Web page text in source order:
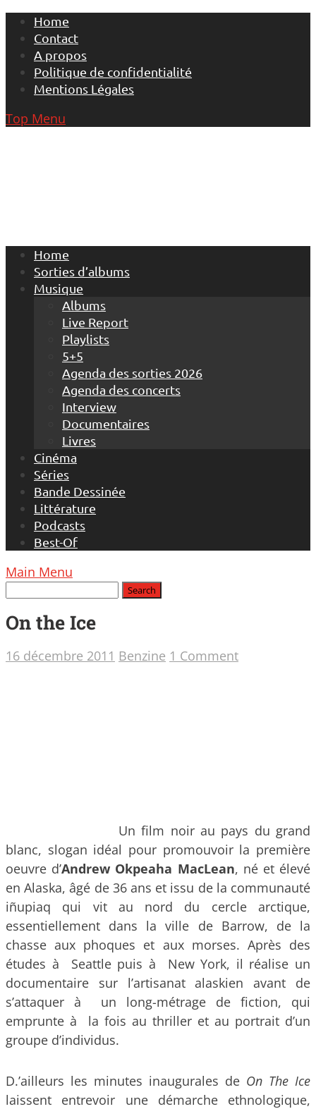
Skip
content
Home
Contact
A propos
Politique de confidentialité
Mentions Légales
Top Menu
Home
Sorties d’albums
Musique
Albums
Live Report
Playlists
5+5
Agenda des sorties 2026
Agenda des concerts
Interview
Documentaires
Livres
Cinéma
Séries
Bande Dessinée
Littérature
Podcasts
Best-Of
Main Menu
On the Ice
16 décembre 2011 Benzine 1 Comment
Un film noir au pays du grand
blanc, slogan idéal pour promouvoir la première
oeuvre d’Andrew Okpeaha MacLean, né et élevé
en Alaska, âgé de 36 ans et issu de la communauté
iñupiaq qui vit au nord du cercle arctique,
essentiellement dans la ville de Barrow, de la
chasse aux phoques et aux morses. Après des
études à Seattle puis à New York, il réalise un
documentaire sur l’artisanat alaskien avant de
s’attaquer à un long-métrage de fiction, qui
emprunte à la fois au thriller et au portrait d’un
groupe d’individus.
D.’ailleurs les minutes inaugurales de On The Ice
laissent entrevoir une démarche ethnologique,